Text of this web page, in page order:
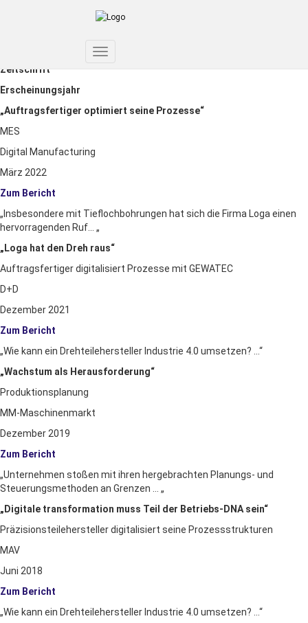
Artikel/ Anwenderbericht
Zeitschrift
Erscheinungsjahr
„Auftragsfertiger optimiert seine Prozesse“
MES
Digital Manufacturing
März 2022
Zum Bericht
„Insbesondere mit Tieflochbohrungen hat sich die Firma Loga einen
hervorragenden Ruf… „
„Loga hat den Dreh raus“
Auftragsfertiger digitalisiert Prozesse mit GEWATEC
D+D
Dezember 2021
Zum Bericht
„Wie kann ein Drehteilehersteller Industrie 4.0 umsetzen? …“
„Wachstum als Herausforderung“
Produktionsplanung
MM-Maschinenmarkt
Dezember 2019
Zum Bericht
„Unternehmen stoßen mit ihren hergebrachten Planungs- und
Steuerungsmethoden an Grenzen … „
„Digitale transformation muss Teil der Betriebs-DNA sein“
Präzisionsteilehersteller digitalisiert seine Prozessstrukturen
MAV
Juni 2018
Zum Bericht
„Wie kann ein Drehteilehersteller Industrie 4.0 umsetzen? …“